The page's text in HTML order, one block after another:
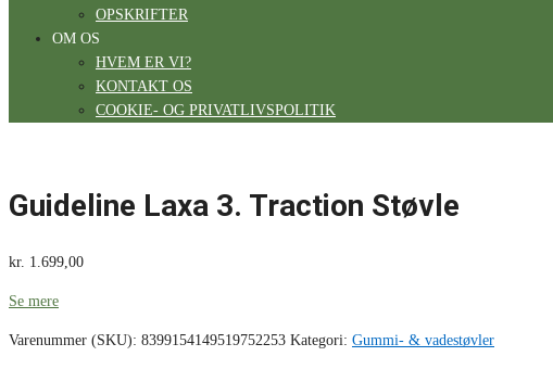
OPSKRIFTER
OM OS
HVEM ER VI?
KONTAKT OS
COOKIE- OG PRIVATLIVSPOLITIK
Guideline Laxa 3. Traction Støvle
kr. 1.699,00
Se mere
Varenummer (SKU): 8399154149519752253 Kategori: Gummi- & vadestøvler